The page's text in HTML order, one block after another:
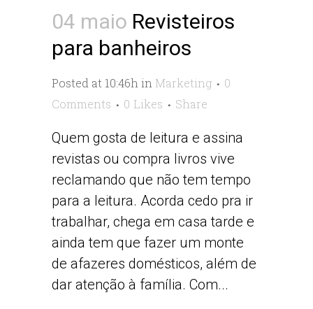
04 maio Revisteiros
para banheiros
Posted at 10:46h in Marketing
0
Comments
0 Likes Share
Quem gosta de leitura e assina
revistas ou compra livros vive
reclamando que não tem tempo
para a leitura. Acorda cedo pra ir
trabalhar, chega em casa tarde e
ainda tem que fazer um monte
de afazeres domésticos, além de
dar atenção à família. Com...